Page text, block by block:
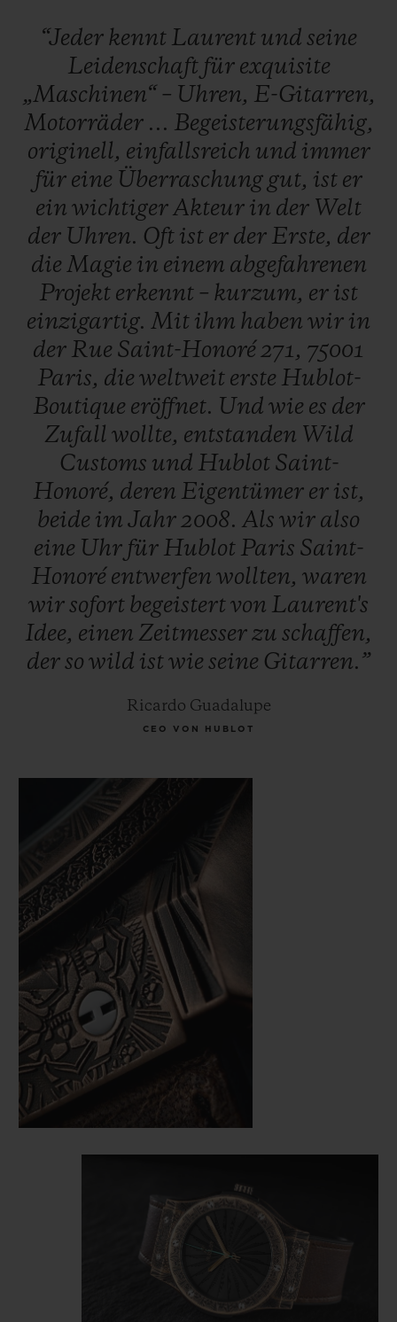
Liebesgeschichte zwischen der
Uhrmacherei und der Musik.
Die Classic Fusion Wild Customs ist bis
Ende Juli exklusiv in derHublot-Boutique
in der Rue Saint-Honoré 271, 75001 Paris
erhältlich.
“Jeder kennt Laurent und seine
Leidenschaft für exquisite
„Maschinen“ – Uhren, E-Gitarren,
Motorräder ... Begeisterungsfähig,
originell, einfallsreich und immer
für eine Überraschung gut, ist er
ein wichtigerAkteur in der Welt
der Uhren. Oft ist er der Erste, der
die Magie in einem abgefahrenen
Projekt erkennt – kurzum, er ist
einzigartig. Mit ihm haben wir in
der Rue Saint-Honoré 271, 75001
Paris, die weltweit erste Hublot-
Boutique eröffnet. Und wie es der
Zufall wollte, entstanden Wild
Customs und Hublot Saint-
Honoré, deren Eigentümer er ist,
beide im Jahr2008. Als wir also
eine Uhr für Hublot Paris Saint-
Honoré entwerfen wollten, waren
wirsofort begeistertvon Laurent's
Idee, einen Zeitmesserzu schaffen,
derso wild istwie seine Gitarren.”
Ricardo Guadalupe
CEO VON HUBLOT
EINE BOUTIQUE FINDEN